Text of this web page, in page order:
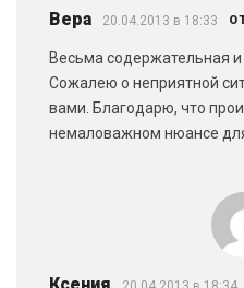
Вера 20.04.2013 в 18:33
Весьма содержательная и
Сожалею о неприятной
вами. Благодарю, что
немаловажном нюансе